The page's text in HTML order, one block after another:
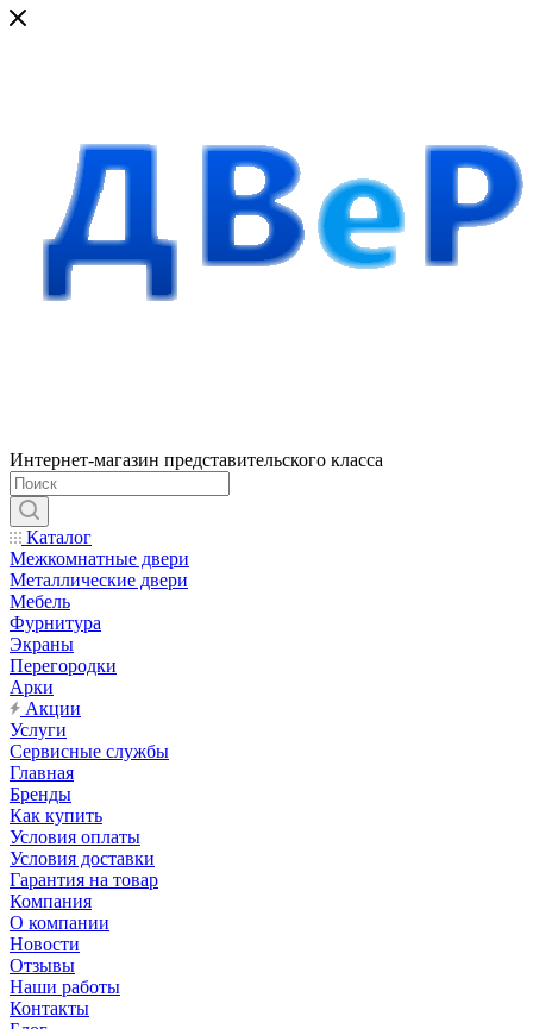
Интернет-магазин представительского класса
Каталог
Межкомнатные двери
Металлические двери
Мебель
Фурнитура
Экраны
Перегородки
Арки
Акции
Услуги
Сервисные службы
Главная
Бренды
Как купить
Условия оплаты
Условия доставки
Гарантия на товар
Компания
О компании
Новости
Отзывы
Наши работы
Контакты